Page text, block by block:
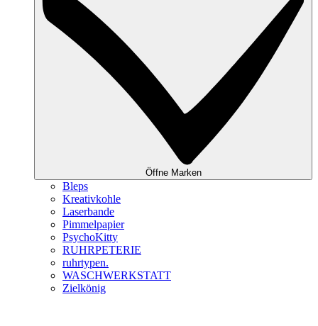
Öffne Marken
Bleps
Kreativkohle
Laserbande
Pimmelpapier
PsychoKitty
RUHRPETERIE
ruhrtypen.
WASCHWERKSTATT
Zielkönig